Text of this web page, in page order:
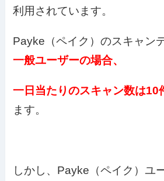
利用されています。
Payke（ペイク）のスキャン
一般ユーザーの場合、
一日当たりのスキャン数は10
ます。
しかし、Payke（ペイク）ユ